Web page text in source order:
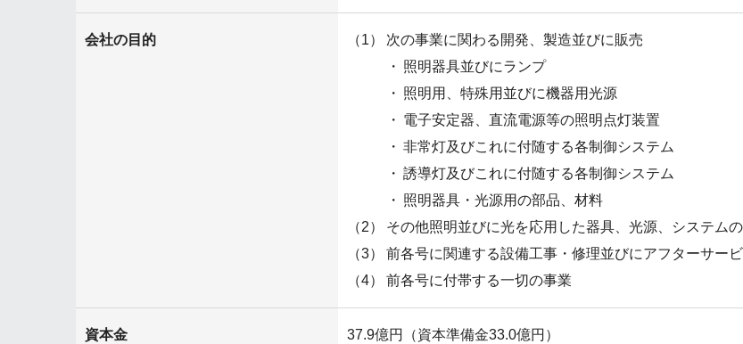
会社の目的 （1）
次の事業に関わる開発、製造並びに販売
照明器具並びにランプ
照明用、特殊用並びに機器用光源
電子安定器、直流電源等の照明点灯装置
非常灯及びこれに付随する各制御システム
誘導灯及びこれに付随する各制御システム
照明器具・光源用の部品、材料
（2）
その他照明並びに光を応用した器具、光源、システム
（3）
前各号に関連する設備工事・修理並びにアフターサー
（4）
前各号に付帯する一切の事業
資本金 37.9億円（資本準備金33.0億円）